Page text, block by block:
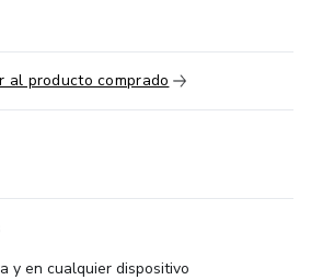
serás del 95% de Marketers
de generar ventas todos
al producto comprado
y en cualquier dispositivo